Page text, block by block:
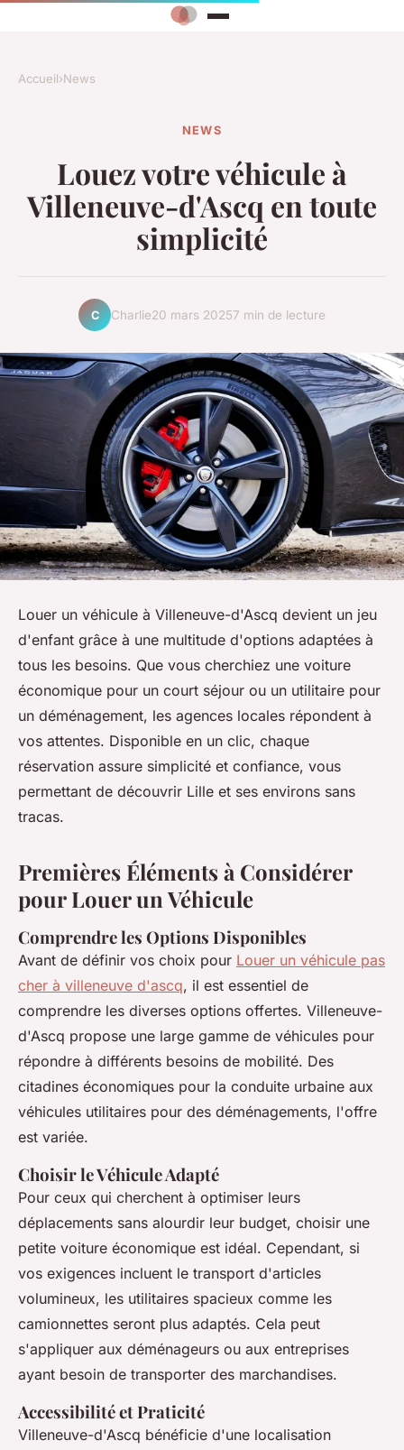
Accueil›News
NEWS
Louez votre véhicule à
Villeneuve-d'Ascq en toute
simplicité
C Charlie20 mars 20257 min de lecture
Louer un véhicule à Villeneuve-d'Ascq devient un jeu
d'enfant grâce à une multitude d'options adaptées à
tous les besoins. Que vous cherchiez une voiture
économique pour un court séjour ou un utilitaire pour
un déménagement, les agences locales répondent à
vos attentes. Disponible en un clic, chaque
réservation assure simplicité et confiance, vous
permettant de découvrir Lille et ses environs sans
tracas.
Premières Éléments à Considérer
pour Louer un Véhicule
Comprendre les Options Disponibles
Avant de définir vos choix pour Louer un véhicule pas
cher à villeneuve d'ascq, il est essentiel de
comprendre les diverses options offertes. Villeneuve-
d'Ascq propose une large gamme de véhicules pour
répondre à différents besoins de mobilité. Des
citadines économiques pour la conduite urbaine aux
véhicules utilitaires pour des déménagements, l'offre
est variée.
Choisir le Véhicule Adapté
Pour ceux qui cherchent à optimiser leurs
déplacements sans alourdir leur budget, choisir une
petite voiture économique est idéal. Cependant, si
vos exigences incluent le transport d'articles
volumineux, les utilitaires spacieux comme les
camionnettes seront plus adaptés. Cela peut
s'appliquer aux déménageurs ou aux entreprises
ayant besoin de transporter des marchandises.
Accessibilité et Praticité
Villeneuve-d'Ascq bénéficie d'une localisation